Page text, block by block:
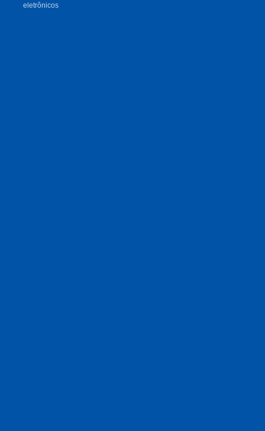
eletrônicos